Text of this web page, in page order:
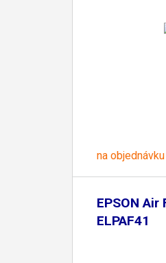
na objednávku
EPSON
ELPAF41